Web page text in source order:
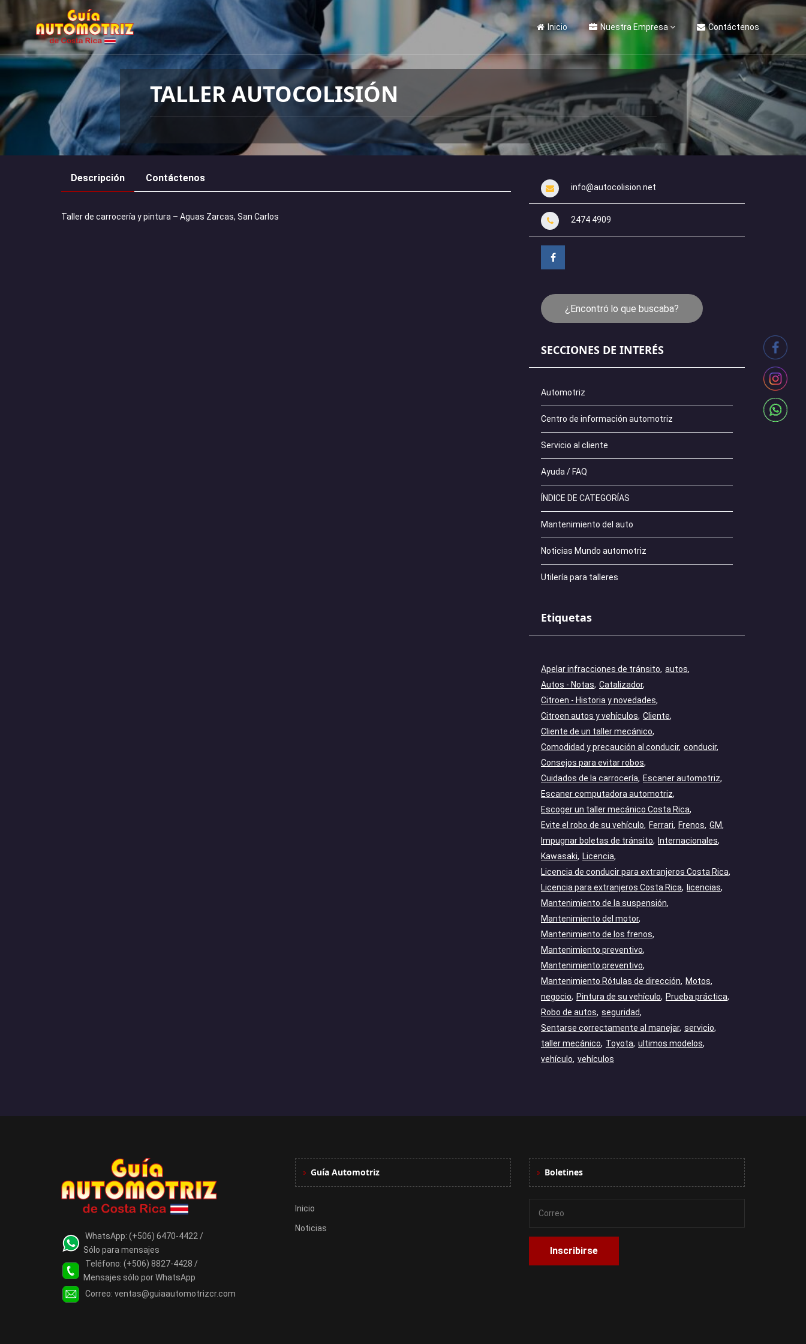
Inicio Nuestra Empresa Contáctenos
TALLER AUTOCOLISIÓN
Descripción Contáctenos
Taller de carrocería y pintura – Aguas Zarcas, San Carlos
info@autocolision.net
2474 4909
¿Encontró lo que buscaba?
SECCIONES DE INTERÉS
Automotriz
Centro de información automotriz
Servicio al cliente
Ayuda / FAQ
ÍNDICE DE CATEGORÍAS
Mantenimiento del auto
Noticias Mundo automotriz
Utilería para talleres
Etiquetas
Apelar infracciones de tránsito autos
Autos - Notas Catalizador
Citroen - Historia y novedades
Citroen autos y vehículos Cliente
Cliente de un taller mecánico
Comodidad y precaución al conducir conducir
Consejos para evitar robos
Cuidados de la carrocería
Escaner automotriz
Escaner computadora automotriz
Escoger un taller mecánico Costa Rica
Evite el robo de su vehículo
Ferrari Frenos GM
Impugnar boletas de tránsito
Internacionales
Kawasaki
Licencia
Licencia de conducir para extranjeros Costa Rica
Licencia para extranjeros Costa Rica
licencias
Mantenimiento de la suspensión
Mantenimiento del motor
Mantenimiento de los frenos
Mantenimiento preventivo
Mantenimiento preventivo
Mantenimiento Rótulas de dirección
Motos
negocio
Pintura de su vehículo
Prueba práctica
Robo de autos seguridad
Sentarse correctamente al manejar servicio
taller mecánico
Toyota ultimos modelos
vehículo vehículos
WhatsApp: (+506) 6470-4422 /
Sólo para mensajes
Teléfono: (+506) 8827-4428 /
Mensajes sólo por WhatsApp
Correo: ventas@guiaautomotrizcr.com
Guía Automotriz
Inicio
Noticias
Boletines